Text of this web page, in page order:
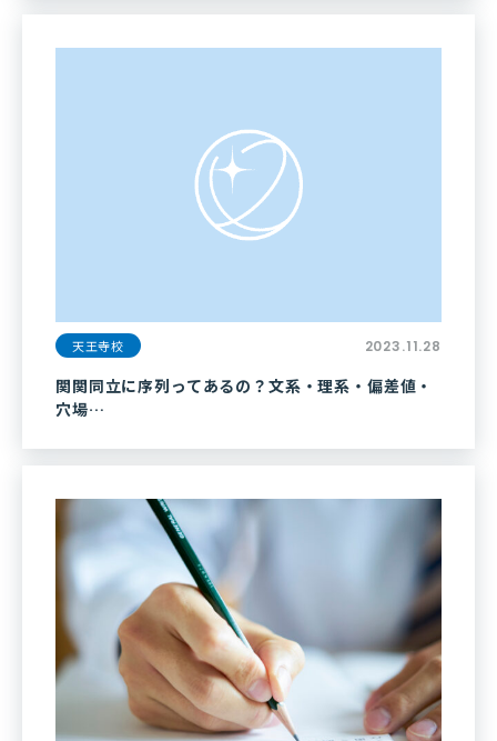
天王寺校 2023.11.28
関関同立に序列ってあるの？文系・理系・偏差値・
穴場…